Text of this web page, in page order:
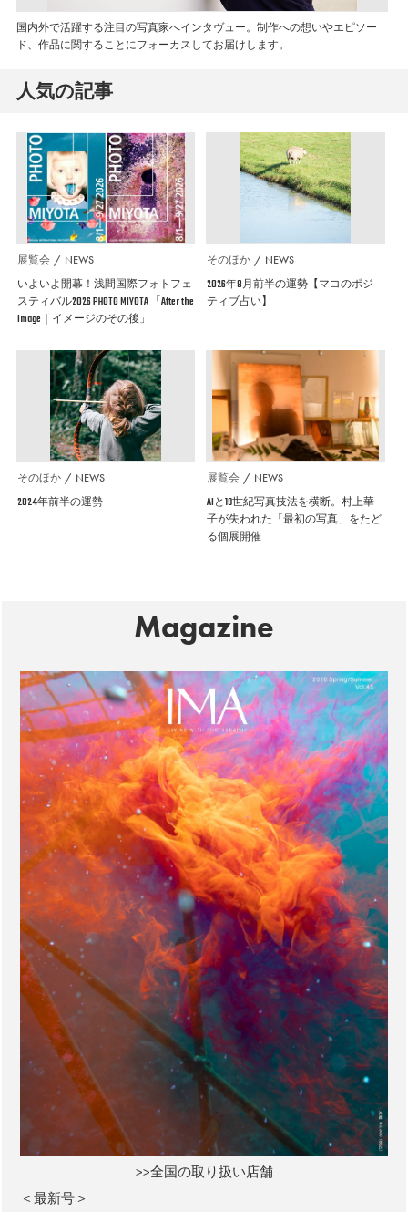
国内外で活躍する注目の写真家へインタヴュー。制作への想いやエピソー
ド、作品に関することにフォーカスしてお届けします。
人気の記事
展覧会 NEWS
いよいよ開幕！浅間国際フォトフェ
スティバル2026 PHOTO MIYOTA 「After the
Image｜イメージのその後」
そのほか NEWS
2026年8月前半の運勢【マコのポジ
ティブ占い】
そのほか NEWS
2024年前半の運勢
展覧会 NEWS
AIと19世紀写真技法を横断。村上華
子が失われた「最初の写真」をたど
る個展開催
Magazine
>>全国の取り扱い店舗
＜最新号＞